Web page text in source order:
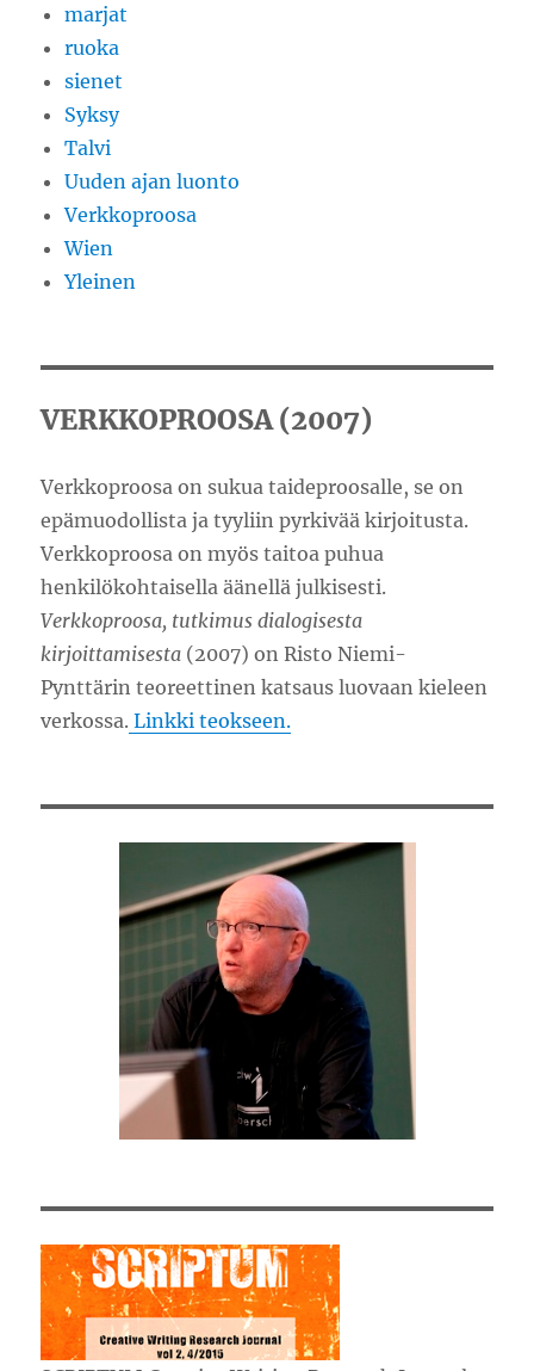
marjat
ruoka
sienet
Syksy
Talvi
Uuden ajan luonto
Verkkoproosa
Wien
Yleinen
VERKKOPROOSA (2007)
Verkkoproosa on sukua taideproosalle, se on
epämuodollista ja tyyliin pyrkivää kirjoitusta.
Verkkoproosa on myös taitoa puhua
henkilökohtaisella äänellä julkisesti.
Verkkoproosa, tutkimus dialogisesta
kirjoittamisesta (2007) on Risto Niemi-
Pynttärin teoreettinen katsaus luovaan kieleen
verkossa. Linkki teokseen.